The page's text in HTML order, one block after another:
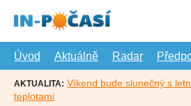
hlavní
Úvod
Aktuálně Radar
AKTUALITA: Víkend bude slunečný s
teplotami